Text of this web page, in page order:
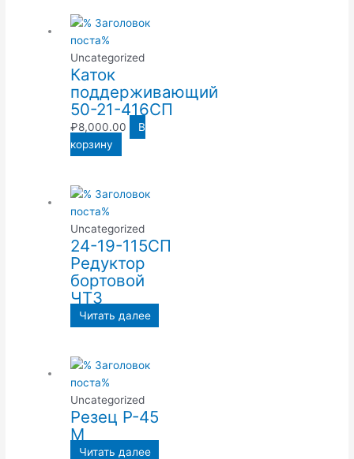
Uncategorized
Каток
поддерживающий
50-21-416СП
₽8,000.00
В
корзину
Uncategorized
24-19-115СП
Редуктор
бортовой
ЧТЗ
Читать далее
Uncategorized
Резец Р-45
М
Читать далее